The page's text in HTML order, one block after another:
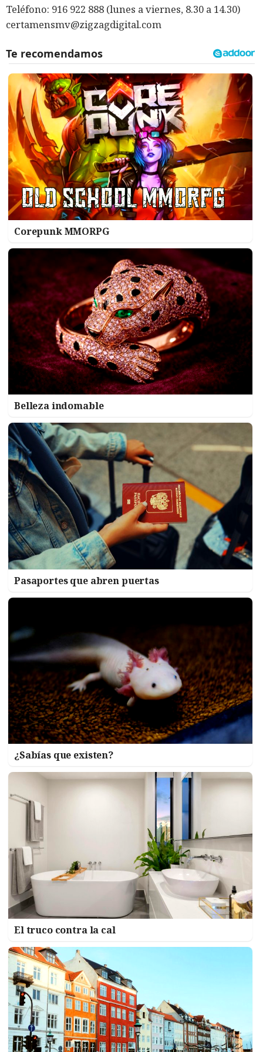
Teléfono: 916 922 888 (lunes a viernes, 8.30 a 14.30)
certamensmv@zigzagdigital.com
Corepunk MMORPG
Belleza indomable
Pasaportes que abren puertas
¿Sabías que existen?
El truco contra la cal